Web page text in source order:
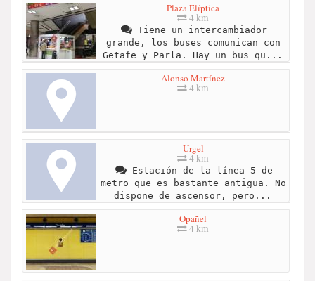
Plaza Elíptica
4 km
Tiene un intercambiador
grande, los buses comunican con
Getafe y Parla. Hay un bus qu...
Alonso Martínez
4 km
Urgel
4 km
Estación de la línea 5 de
metro que es bastante antigua. No
dispone de ascensor, pero...
Opañel
4 km